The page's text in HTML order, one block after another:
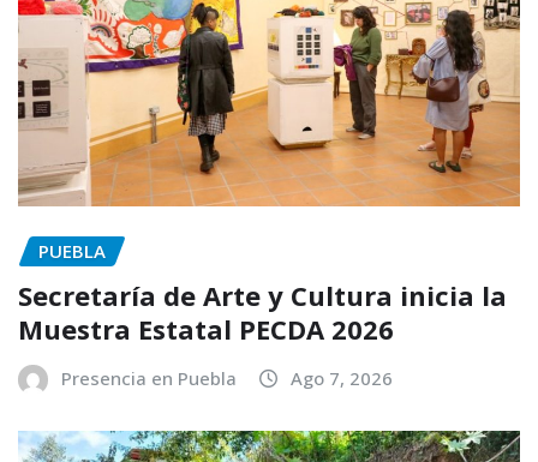
PUEBLA
Secretaría de Arte y Cultura inicia la
Muestra Estatal PECDA 2026
Presencia en Puebla Ago 7, 2026